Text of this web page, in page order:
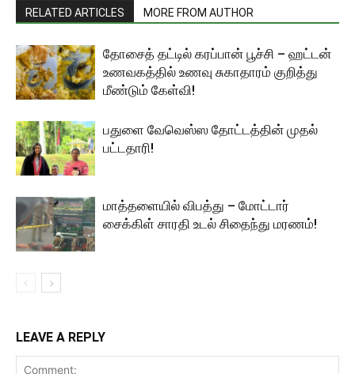
RELATED ARTICLES MORE FROM AUTHOR
தோசைத் தட்டில் கரப்பான் பூச்சி – ஹட்டன்
உணவகத்தில் உணவு சுகாதாரம் குறித்து
மீண்டும் கேள்வி!
பதுளை வேவெஸ்ஸ தோட்டத்தின் முதல்
பட்டதாரி!
மாத்தளையில் விபத்து – மோட்டார்
சைக்கிள் சாரதி உடல் சிதைந்து மரணம்!
LEAVE A REPLY